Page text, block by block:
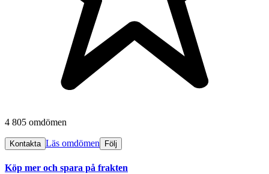
4 805 omdömen
Kontakta Läs omdömen Följ
Köp mer och spara på frakten